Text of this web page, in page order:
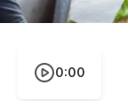
0:00